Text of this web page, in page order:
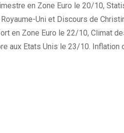
en Zone Euro le 20/10,
Uni et Discours de
en Zone Euro le 22/10, Climat
aux Etats Unis le 23/10. Inflation